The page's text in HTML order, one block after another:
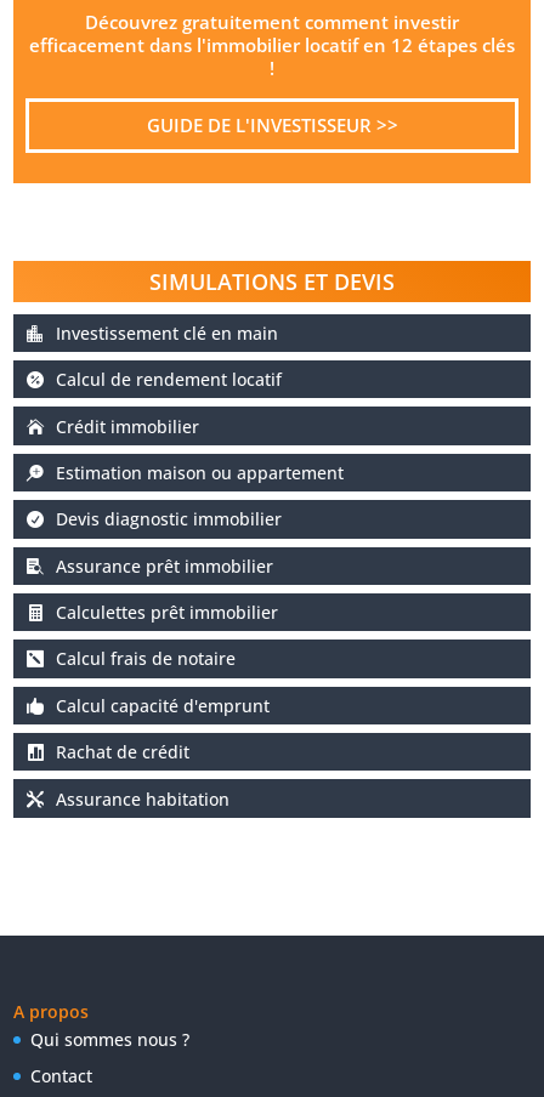
Découvrez gratuitement comment investir
efficacement dans l'immobilier locatif en 12 étapes clés
!
GUIDE DE L'INVESTISSEUR >>
SIMULATIONS ET DEVIS
Investissement clé en main
Calcul de rendement locatif
Crédit immobilier
Estimation maison ou appartement
Devis diagnostic immobilier
Assurance prêt immobilier
Calculettes prêt immobilier
Calcul frais de notaire
Calcul capacité d'emprunt
Rachat de crédit
Assurance habitation
A propos
Qui sommes nous ?
Contact